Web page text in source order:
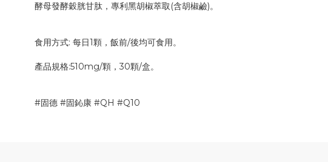
酵母發酵穀胱甘肽，專利黑胡椒萃取(含胡椒鹼)。
食用方式: 每日1顆，飯前/後均可食用。
產品規格:510mg/顆，30顆/盒。
#固德 #固鈊康 #QH #Q10